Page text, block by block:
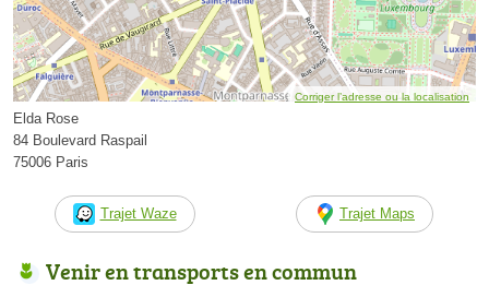
Corriger l’adresse ou la localisation
Elda Rose
84 Boulevard Raspail
75006 Paris
Trajet Waze Trajet Maps
Venir en transports en commun